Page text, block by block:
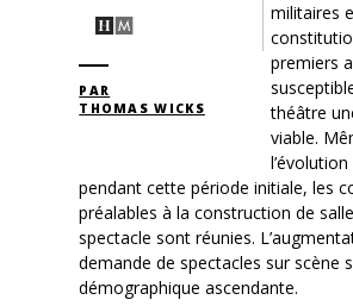
PAR
THOMAS WICKS
militaires
premiers
théâtre
viable.
pendant cette période initiale, les
préalables à la construction de
spectacle sont réunies.
demande de spectacles sur scène
démographique ascendante.